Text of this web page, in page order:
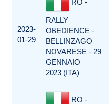
2023-
01-29
RO -
RALLY
OBEDIENCE -
BELLINZAGO
NOVARESE - 29
GENNAIO
2023 (ITA)
RO -